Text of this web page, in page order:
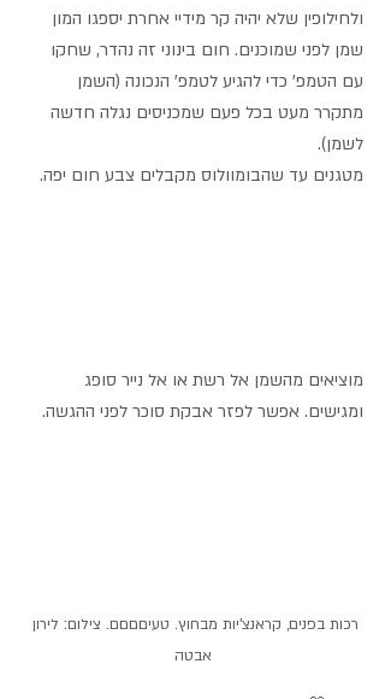
ולחילופין שלא יהיה קר מידיי אחרת יספגו המון
שמן לפני שמוכנים. חום בינוני זה נהדר, שחקו
עם הטמפ' כדי להגיע לטמפ' הנכונה (השמן
מתקרר מעט בכל פעם שמכניסים נגלה חדשה
לשמן).
מטגנים עד שהבומוולוס מקבלים צבע חום יפה.
מוציאים מהשמן אל רשת או אל נייר סופג
ומגישים. אפשר לפזר אבקת סוכר לפני ההגשה.
רכות בפנים, קראנצ'יות מבחוץ. טעיםםםם. צילום: לירון
אבטה